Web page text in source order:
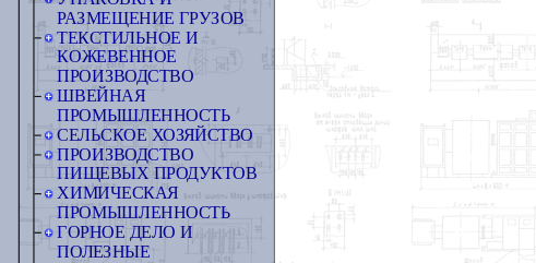
РАЗМЕЩЕНИЕ ГРУЗОВ
ТЕКСТИЛЬНОЕ И
КОЖЕВЕННОЕ
ПРОИЗВОДСТВО
ШВЕЙНАЯ
ПРОМЫШЛЕННОСТЬ
СЕЛЬСКОЕ ХОЗЯЙСТВО
ПРОИЗВОДСТВО
ПИЩЕВЫХ ПРОДУКТОВ
ХИМИЧЕСКАЯ
ПРОМЫШЛЕННОСТЬ
ГОРНОЕ ДЕЛО И
ПОЛЕЗНЫЕ